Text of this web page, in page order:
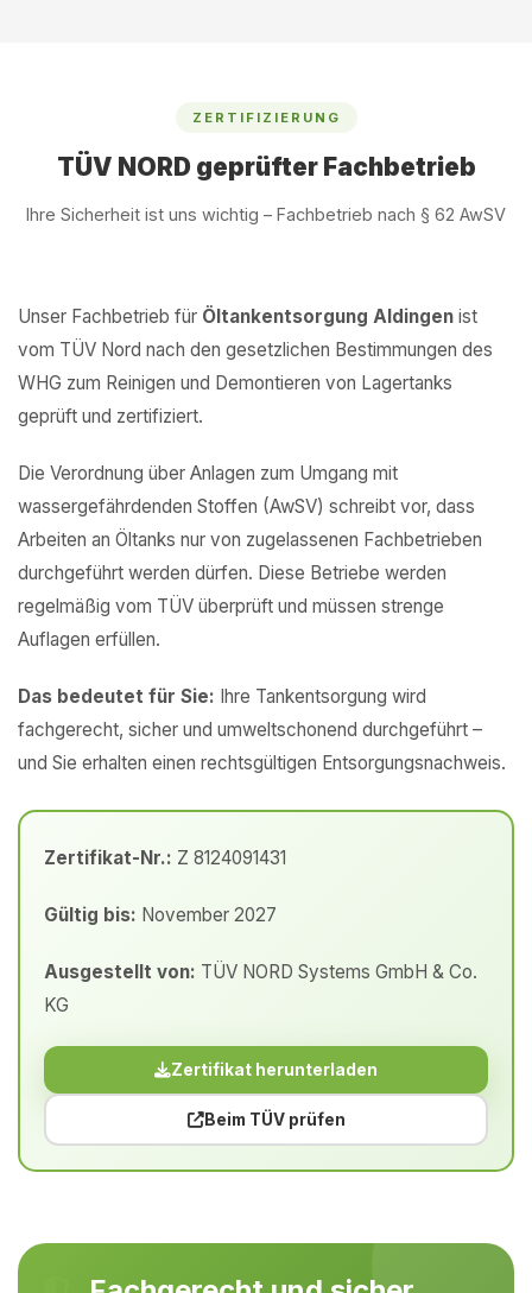
ZERTIFIZIERUNG
TÜV NORD geprüfter Fachbetrieb
Ihre Sicherheit ist uns wichtig – Fachbetrieb nach § 62 AwSV
Unser Fachbetrieb für Öltankentsorgung Aldingen ist
vom TÜV Nord nach den gesetzlichen Bestimmungen des
WHG zum Reinigen und Demontieren von Lagertanks
geprüft und zertifiziert.
Die Verordnung über Anlagen zum Umgang mit
wassergefährdenden Stoffen (AwSV) schreibt vor, dass
Arbeiten an Öltanks nur von zugelassenen Fachbetrieben
durchgeführt werden dürfen. Diese Betriebe werden
regelmäßig vom TÜV überprüft und müssen strenge
Auflagen erfüllen.
Das bedeutet für Sie: Ihre Tankentsorgung wird
fachgerecht, sicher und umweltschonend durchgeführt –
und Sie erhalten einen rechtsgültigen Entsorgungsnachweis.
Zertifikat-Nr.: Z 8124091431
Gültig bis: November 2027
Ausgestellt von: TÜV NORD Systems GmbH & Co.
KG
Zertifikat herunterladen
Beim TÜV prüfen